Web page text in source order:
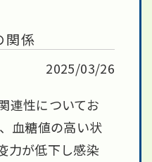
関係
2025/03/26
連性についてお
血糖値の高い状
力が低下し感染